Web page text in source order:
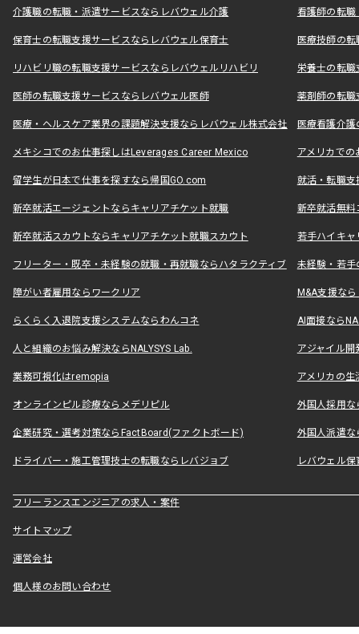
介護職の転職・派遣サービスならレバウェル介護 看護師の転
保育士の転職支援サービスならレバウェル保育士 医療技師の
リハビリ職の転職支援サービスならレバウェルリハビリ 栄養士の転
医師の転職支援サービスならレバウェル医師 薬剤師の転
医療・ヘルスケア業界の課題解決支援ならレバウェル株式会社 医療看護介
メキシコでのお仕事探しはLeverages Career Mexico アメリカで
留学生が日本で仕事を探すなら帰国GO.com 就活・転職
新卒就活エージェントならキャリアチケット就職 新卒就活無料
新卒就活スカウトならキャリアチケット就職スカウト 若手ハイキ
フリーター・既卒・未経験の就職・再就職ならハタラクティブ 未経験・若手
障がい者雇用ならワークリア M&A支援な
らくらく入退院支援システムならわんコネ AI面接なら
人と組織のお悩み解決ならNALYSYS Lab. アジャイル
業務可視化はremopia アメリカの
オンラインピル診療ならメデリピル 外国人採用
企業研究・選考対策ならFactBoard(ファクトボード) 外国人派遣な
ドライバー・施工管理技士の転職ならレバジョブ レバウェル
フリーランスエンジニアの求人・案件
サイトマップ
運営会社
個人様のお問い合わせ